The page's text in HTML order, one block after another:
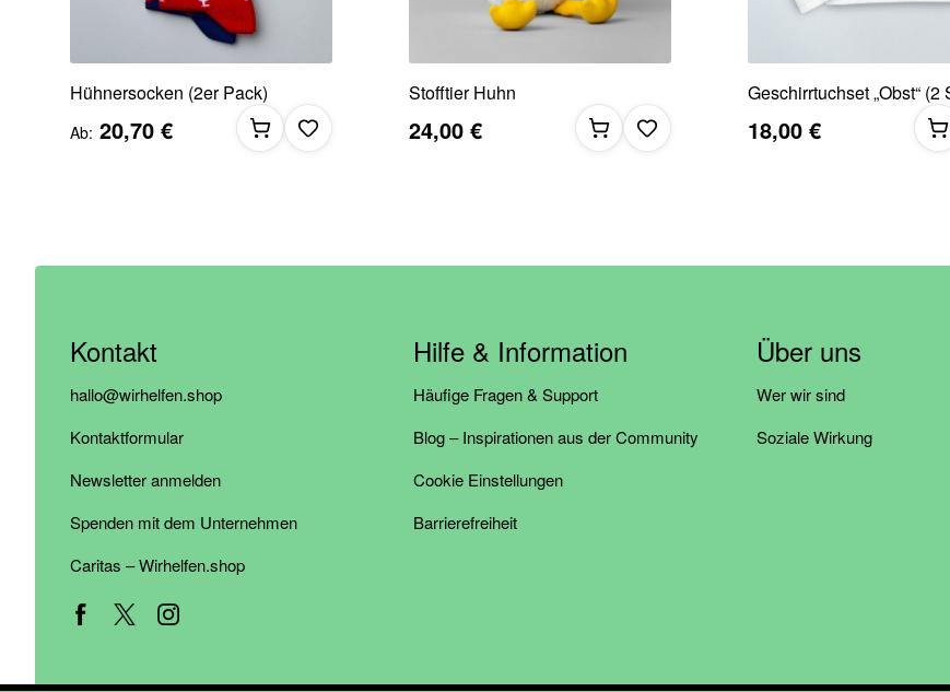
Hühnersocken (2er Pack)
Ab 20,70 €
Stofftier Huhn
24,00 €
Geschirrtuchset „Obst“ (2
18,00 €
Kontakt
hallo@wirhelfen.shop
Kontaktformular
Newsletter anmelden
Spenden mit dem Unternehmen
Caritas – Wirhelfen.shop
Hilfe & Information
Häufige Fragen & Support
Blog – Inspirationen aus der Community
Cookie Einstellungen
Barrierefreiheit
Über uns
Wer wir sind
Soziale Wirkung